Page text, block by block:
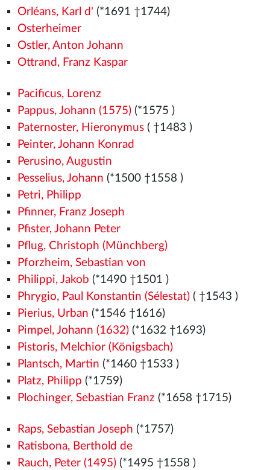
Orléans, Karl d' (*1691 †1744)
Osterheimer
Ostler, Anton Johann
Ottrand, Franz Kaspar
Pacificus, Lorenz
Pappus, Johann (1575)(*1575 )
Paternoster, Hieronymus( †1483 )
Peinter, Johann Konrad
Perusino, Augustin
Pesselius, Johann (*1500 †1558 )
Petri, Philipp
Pfinner, Franz Joseph
Pfister, Johann Peter
Pflug, Christoph (Münchberg)
Pforzheim, Sebastian von
Philippi, Jakob (*1490 †1501 )
Phrygio, Paul Konstantin (Sélestat)( †1543 )
Pierius, Urban (*1546 †1616)
Pimpel, Johann (1632)(*1632 †1693)
Pistoris, Melchior (Königsbach)
Plantsch, Martin (*1460 †1533 )
Platz, Philipp (*1759)
Plochinger, Sebastian Franz (*1658 †1715)
Raps, Sebastian Joseph (*1757)
Ratisbona, Berthold de
Rauch, Peter (1495)(*1495 †1558 )